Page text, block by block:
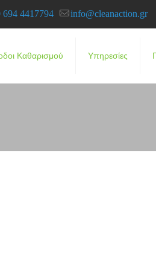
694 4417794 info@cleanaction.gr
Καθαρισμού Υπηρεσίες